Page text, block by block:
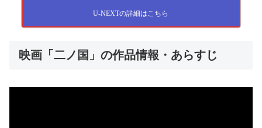
U-NEXTの詳細はこちら
映画「二ノ国」の作品情報・あらすじ